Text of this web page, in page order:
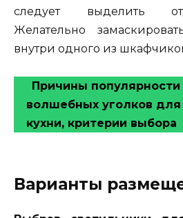
следует выделить
Желательно
внутри одного из
Причины популярности
волшебных уголков для
кухни, критерии выбора
Варианты